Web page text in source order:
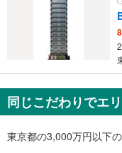
アメ横、バスのりば
京成上野駅、東京観光情報
館、しのばずの池、上野合
７出口
ＪＲ上野駅・しのばず口、バ
会館、国立西洋美術館、国
立博物館
８出口
・新幹線乗換口改札⇔３Ｆコ
・各ホーム⇔各改札
・中央改札⇔中央乗換通路
・不忍改札⇔不忍口
・不忍改札⇔中央改札（改札
・中央改札⇔銀座線ＪＲ上野
・入谷改札⇔正面玄関口
・入谷改札⇔入谷通路⇔入谷
【東京メトロ】
［日比谷線］
に
保
す
同じこだわりでエ
東京都の3,000万円以下